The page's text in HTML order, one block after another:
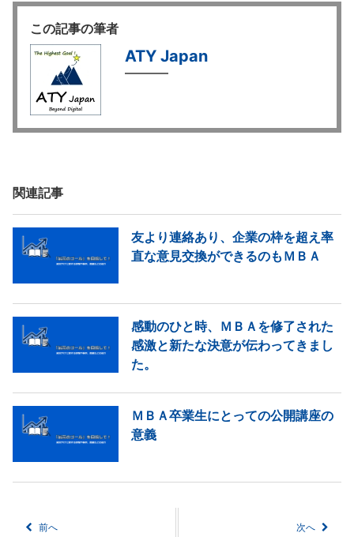
この記事の筆者
ATY Japan
関連記事
友より連絡あり、企業の枠を超え率
直な意見交換ができるのもＭＢＡ
感動のひと時、ＭＢＡを修了された
感激と新たな決意が伝わってきまし
た。
ＭＢＡ卒業生にとっての公開講座の
意義
前へ 次へ